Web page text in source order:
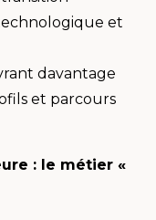
et
davantage
et parcours
: le métier «